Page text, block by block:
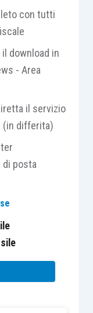
oliva;
con tutti
download in
- Area
il servizio
(in differita)
di posta